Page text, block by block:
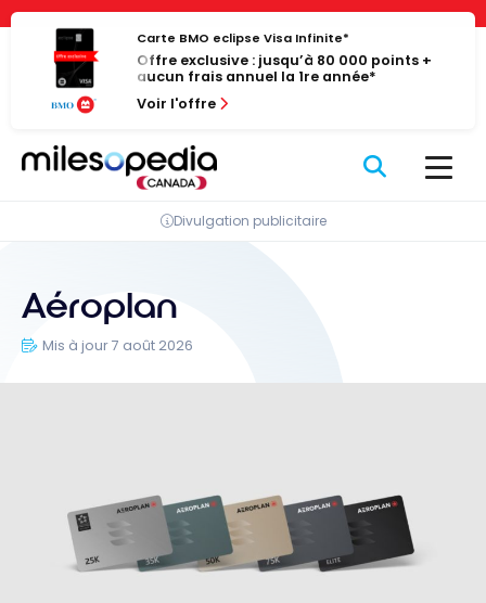
Panneau de gestion des cookies
Passer
contenu
Carte BMO eclipse Visa Infinite*
Offre exclusive : jusqu’à 80 000 points +
aucun frais annuel la 1re année*
Voir l'offre
Divulgation publicitaire
Aéroplan
Mis à jour 7 août 2026